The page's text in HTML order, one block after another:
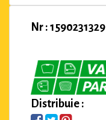
Nr : 1590231329
Distribuie :